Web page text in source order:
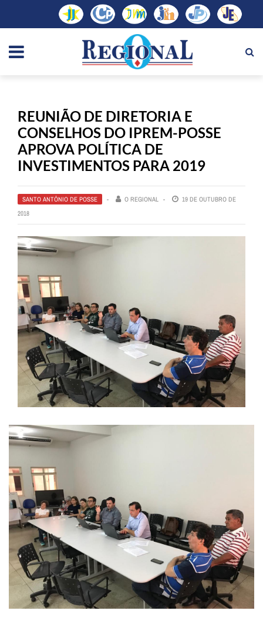
REUNIÃO DE DIRETORIA E
CONSELHOS DO IPREM-POSSE
APROVA POLÍTICA DE
INVESTIMENTOS PARA 2019
SANTO ANTÔNIO DE POSSE O REGIONAL
19 DE OUTUBRO DE
2018